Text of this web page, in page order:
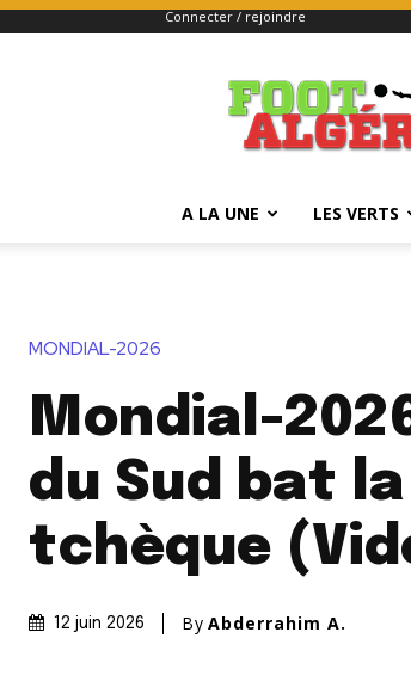
Connecter / rejoindre
A LA UNE LES VERTS
MONDIAL-2026
Mondial-
du Sud bat
tchèque
12 juin 2026 By Abderrahim A.